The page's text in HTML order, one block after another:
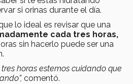
si orinas durante el día.
lo ideal es revisar que una
cada tres horas,
sin hacerlo puede ser una
horas estemos cuidando que
comentó.